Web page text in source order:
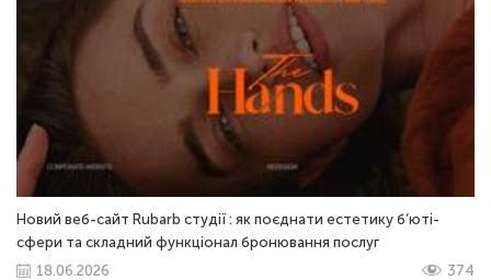
Новий веб-сайт Rubarb студії : як поєднати естетику б’юті-
сфери та складний функціонал бронювання послуг
18.06.2026
374